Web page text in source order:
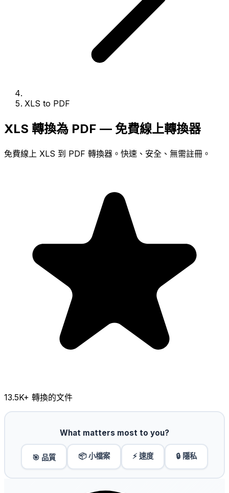
XLS to PDF
XLS 轉換為 PDF — 免費線上轉換器
免費線上 XLS 到 PDF 轉換器。快速、安全、無需註冊。
13.5K+ 轉換的文件
What matters most to you?
🎯 品質 📦 小檔案 ⚡ 速度 🔒 隱私